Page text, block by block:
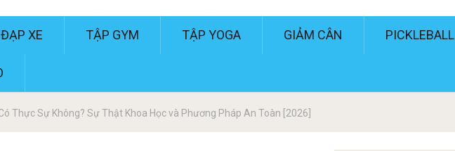
ĐẠP XE TẬP GYM TẬP YOGA GIẢM CÂN PICKLEBALL
Thực Sự Không? Sự Thật Khoa Học và Phương Pháp An Toàn [2026]